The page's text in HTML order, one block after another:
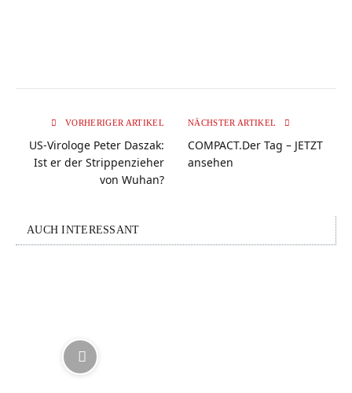
VORHERIGER ARTIKEL
US-Virologe Peter Daszak:
Ist er der Strippenzieher
von Wuhan?
NÄCHSTER ARTIKEL
COMPACT.Der Tag – JETZT
ansehen
AUCH INTERESSANT